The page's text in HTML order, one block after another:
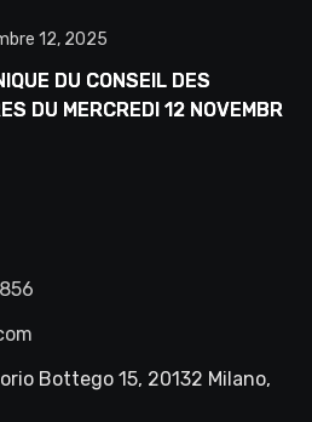
12, 2025
DU CONSEIL DES
DU MERCREDI 12 NOVEMBRE
Bottego 15, 20132 Milano,